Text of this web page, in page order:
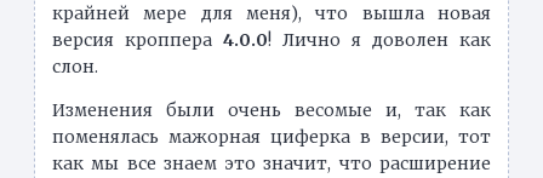
крайней мере для меня), что вышла новая
версия кроппера 4.0.0! Лично я доволен как
слон.
Изменения были очень весомые и, так как
поменялась мажорная циферка в версии, тот
как мы все знаем это значит, что расширение